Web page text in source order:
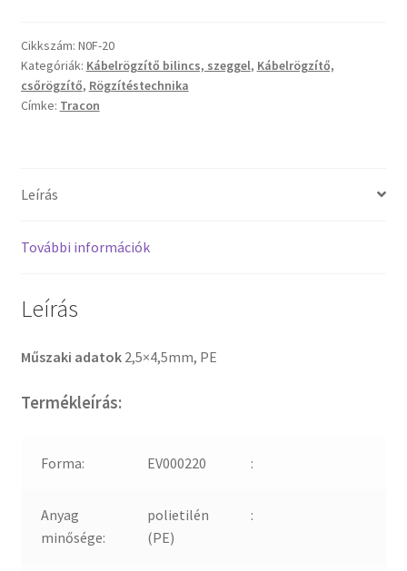
Cikkszám: N0F-20
Kategóriák: Kábelrögzítő bilincs, szeggel, Kábelrögzítő,
csőrögzítő, Rögzítéstechnika
Címke: Tracon
Leírás
További információk
Leírás
Műszaki adatok 2,5×4,5mm, PE
Termékleírás:
Forma: EV000220 :
Anyag
minősége:
polietilén
(PE)
: